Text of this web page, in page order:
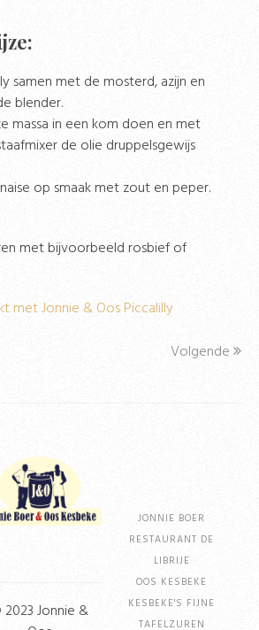
samen met de mosterd, azijn en
blender.
massa in een kom doen en met
de olie druppelsgewijs
op smaak met zout en peper.
met bijvoorbeeld rosbief of
met Jonnie & Oos Piccalilly
Volgende
Jonnie &
JONNIE BOER
RESTAURANT DE
LIBRIJE
OOS KESBEKE
KESBEKE'S FIJNE
TAFELZUREN